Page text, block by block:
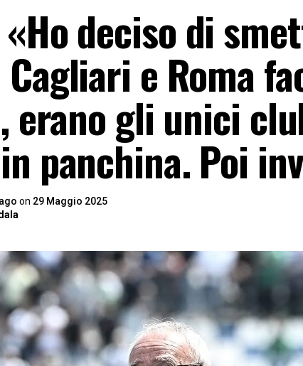
deciso di
e Roma
gli unici
panchina. Poi
on 29 Maggio 2025